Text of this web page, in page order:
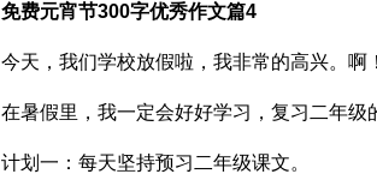
免费元宵节300字优秀作文篇4
今天，我们学校放假啦，我非常的高兴。啊
在暑假里，我一定会好好学习，复习二年级
计划一：每天坚持预习二年级课文。